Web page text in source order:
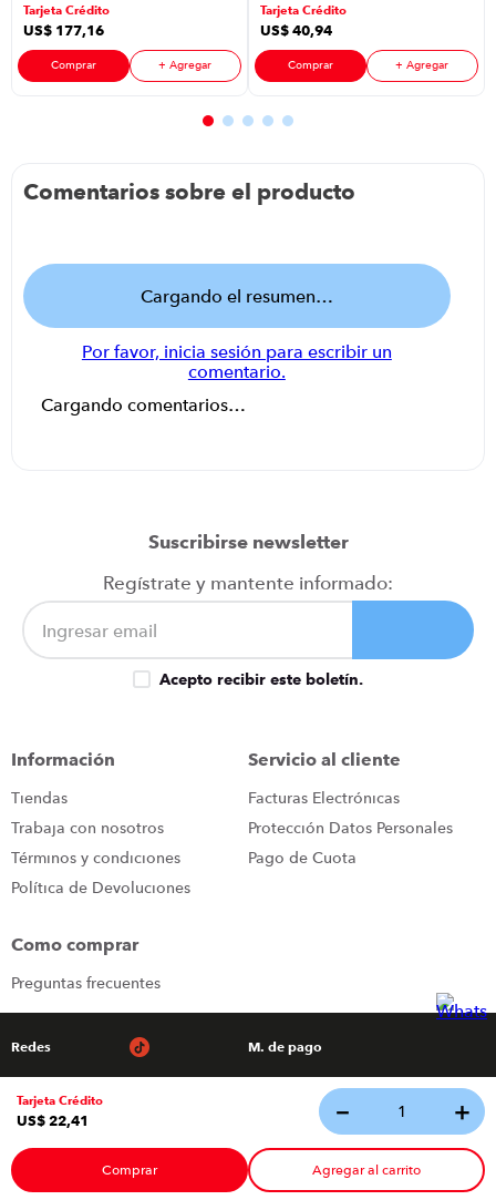
Tarjeta Crédito
US$22,41 ＋
－
Comprar Agregar al carrito
Tarjeta Crédito
US$ 177,16
Comprar + Agregar
P8885 | Color
Negro
Tarjeta Crédito
US$40,94
Comprar + Agregar
Comentarios sobre el producto
Cargando el resumen…
Por favor, inicia sesión para escribir un
comentario.
Cargando comentarios…
Suscribirse newsletter
Regístrate y mantente informado:
Acepto recibir este boletín.
Información
Tiendas
Trabaja con nosotros
Términos y condiciones
Política de Devoluciones
Servicio al cliente
Facturas Electrónicas
Protección Datos Personales
Pago de Cuota
Como comprar
Preguntas frecuentes
Redes M. de pago
© 2026 - Todos los derechos reservados Almacenes Japon